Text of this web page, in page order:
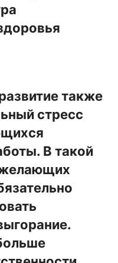
также
стресс
В такой
желающих